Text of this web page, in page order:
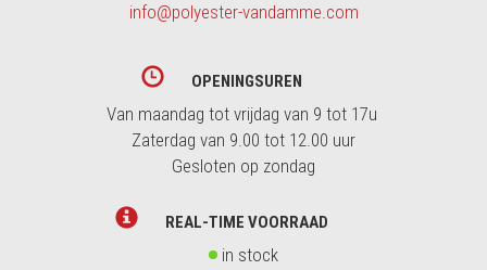
info@polyester-vandamme.com
OPENINGSUREN
Van maandag tot vrijdag van 9 tot 17u
Zaterdag van 9.00 tot 12.00 uur
Gesloten op zondag
REAL-TIME VOORRAAD
in stock